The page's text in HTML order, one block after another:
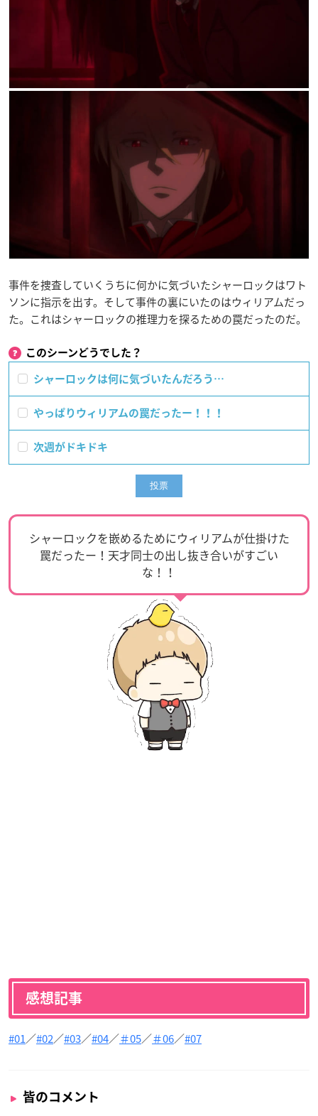
事件を捜査していくうちに何かに気づいたシャーロックはワト
ソンに指示を出す。そして事件の裏にいたのはウィリアムだっ
た。これはシャーロックの推理力を探るための罠だったのだ。
このシーンどうでした？
シャーロックは何に気づいたんだろう…
やっぱりウィリアムの罠だったー！！！
次週がドキドキ
シャーロックを嵌めるためにウィリアムが仕掛けた
罠だったー！天才同士の出し抜き合いがすごい
な！！
感想記事
#01／#02／#03／#04／＃05／＃06／#07
皆のコメント